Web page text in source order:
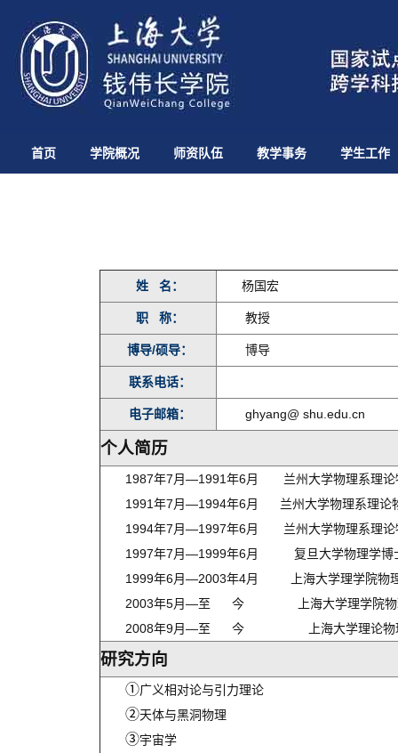
首页 学院概况 师资队伍 教学事务 学生工作
姓 名： 杨国宏
职 称： 教授
博导/硕导： 博导
联系电话：
电子邮箱： ghyang@ shu.edu.cn
个人简历
1987年7月—1991年6月 兰州大学物理系理论
1991年7月—1994年6月 兰州大学物理系理论
1994年7月—1997年6月 兰州大学物理系理论
1997年7月—1999年6月 复旦大学物理学博
1999年6月—2003年4月 上海大学理学院物理
2003年5月—至 今 上海大学理学院物理
2008年9月—至 今 上海大学理论物理
研究方向
①广义相对论与引力理论
②天体与黑洞物理
③宇宙学